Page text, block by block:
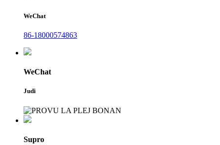
WeChat
86-18000574863
WeChat
Judi
Supro